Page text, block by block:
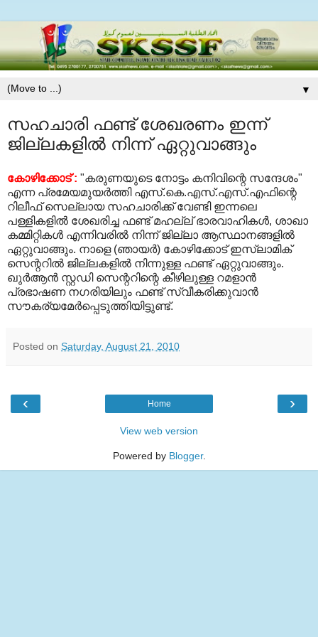
▼
സഹചാരി ഫണ്ട്‌ ശേഖരണം ഇന്ന്‌
ജില്ലകളില്‍ നിന്ന്‌ ഏറ്റുവാങ്ങും
കോഴിക്കോട്‌ : "കരുണയുടെ നോട്ടം കനിവിന്റെ സന്ദേശം"
എന്ന പ്രമേയമുയര്‍ത്തി എസ്‌.കെ.എസ്‌.എസ്‌.എഫിന്റെ
റിലീഫ്‌ സെല്ലായ സഹചാരിക്ക്‌ വേണ്ടി ഇന്നലെ
പള്ളികളില്‍ ശേഖരിച്ച ഫണ്ട്‌ മഹല്ല്‌ ഭാരവാഹികള്‍, ശാഖാ
കമ്മിറ്റികള്‍ എന്നിവരില്‍ നിന്ന്‌ ജില്ലാ ആസ്ഥാനങ്ങളില്‍
ഏറ്റുവാങ്ങും. നാളെ (ഞായര്‍) കോഴിക്കോട്‌ ഇസ്‌ലാമിക്‌
സെന്ററില്‍ ജില്ലകളില്‍ നിന്നുള്ള ഫണ്ട്‌ ഏറ്റുവാങ്ങും.
ഖുര്‍ആന്‍ സ്റ്റഡി സെന്ററിന്റെ കീഴിലുള്ള റമളാന്‍
പ്രഭാഷണ നഗരിയിലും ഫണ്ട്‌ സ്വീകരിക്കുവാന്‍
സൗകര്യമേര്‍പ്പെടുത്തിയിട്ടുണ്ട്‌.
Posted on Saturday, August 21, 2010
‹ ›
Home
View web version
Powered by Blogger.